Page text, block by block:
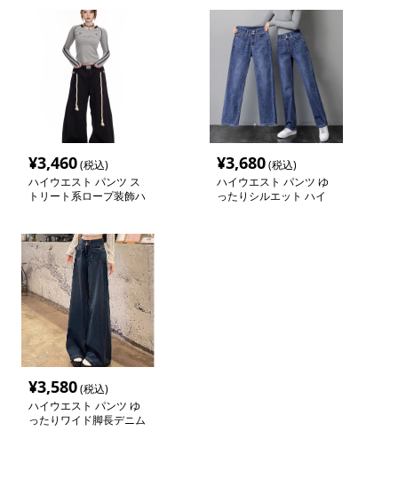
¥3,460(税込)
ハイウエスト パンツ ス
トリート系ロープ装飾ハ
¥3,680(税込)
ハイウエスト パンツ ゆ
ったりシルエット ハイ
¥3,580(税込)
ハイウエスト パンツ ゆ
ったりワイド脚長デニム